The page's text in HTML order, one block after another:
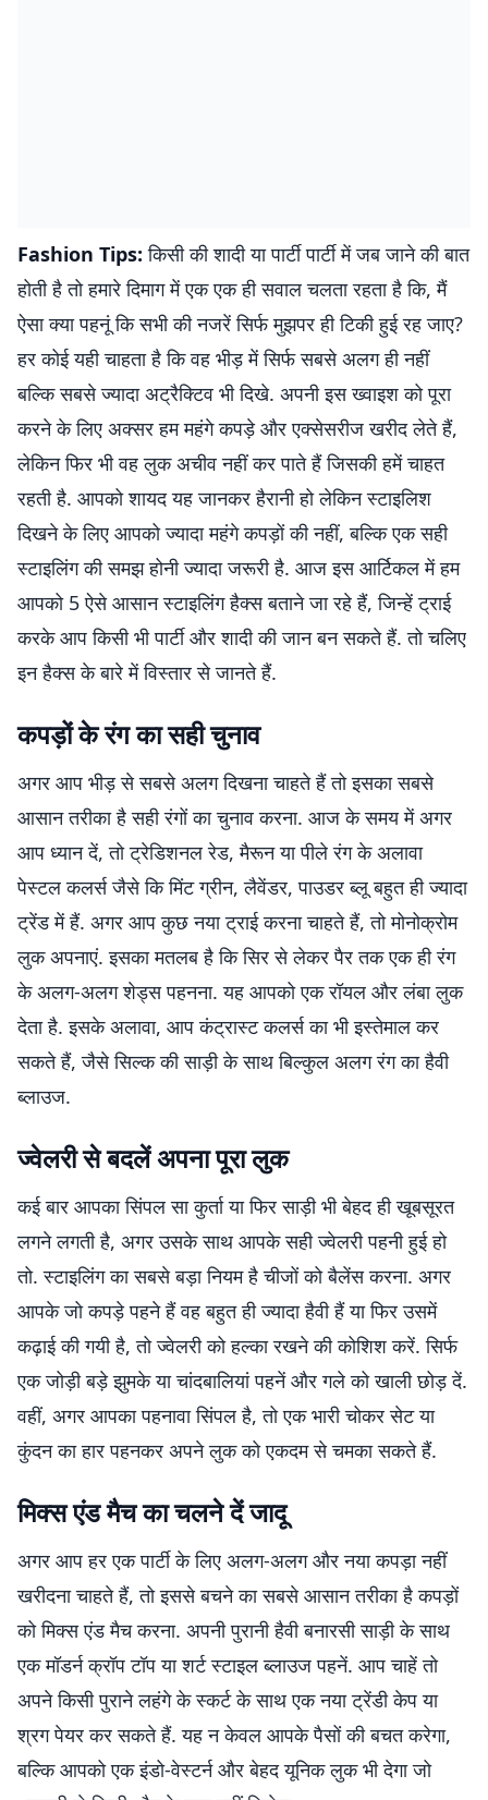
Fashion Tips:किसी की शादी या पार्टी पार्टी में जब जाने की बात
होती है तो हमारे दिमाग में एक एक ही सवाल चलता रहता है कि, मैं
ऐसा क्या पहनूं कि सभी की नजरें सिर्फ मुझपर ही टिकी हुई रह जाए?
हर कोई यही चाहता है कि वह भीड़ में सिर्फ सबसे अलग ही नहीं
बल्कि सबसे ज्यादा अट्रैक्टिव भी दिखे. अपनी इस ख्वाइश को पूरा
करने के लिए अक्सर हम महंगे कपड़े और एक्सेसरीज खरीद लेते हैं,
लेकिन फिर भी वह लुक अचीव नहीं कर पाते हैं जिसकी हमें चाहत
रहती है. आपको शायद यह जानकर हैरानी हो लेकिन स्टाइलिश
दिखने के लिए आपको ज्यादा महंगे कपड़ों की नहीं, बल्कि एक सही
स्टाइलिंग की समझ होनी ज्यादा जरूरी है. आज इस आर्टिकल में हम
आपको 5 ऐसे आसान स्टाइलिंग हैक्स बताने जा रहे हैं, जिन्हें ट्राई
करके आप किसी भी पार्टी और शादी की जान बन सकते हैं. तो चलिए
इन हैक्स के बारे में विस्तार से जानते हैं.
कपड़ों के रंग का सही चुनाव
अगर आप भीड़ से सबसे अलग दिखना चाहते हैं तो इसका सबसे
आसान तरीका है सही रंगों का चुनाव करना. आज के समय में अगर
आप ध्यान दें, तो ट्रेडिशनल रेड, मैरून या पीले रंग के अलावा
पेस्टल कलर्स जैसे कि मिंट ग्रीन, लैवेंडर, पाउडर ब्लू बहुत ही ज्यादा
ट्रेंड में हैं. अगर आप कुछ नया ट्राई करना चाहते हैं, तो मोनोक्रोम
लुक अपनाएं. इसका मतलब है कि सिर से लेकर पैर तक एक ही रंग
के अलग-अलग शेड्स पहनना. यह आपको एक रॉयल और लंबा लुक
देता है. इसके अलावा, आप कंट्रास्ट कलर्स का भी इस्तेमाल कर
सकते हैं, जैसे सिल्क की साड़ी के साथ बिल्कुल अलग रंग का हैवी
ब्लाउज.
ज्वेलरी से बदलें अपना पूरा लुक
कई बार आपका सिंपल सा कुर्ता या फिर साड़ी भी बेहद ही खूबसूरत
लगने लगती है, अगर उसके साथ आपके सही ज्वेलरी पहनी हुई हो
तो. स्टाइलिंग का सबसे बड़ा नियम है चीजों को बैलेंस करना. अगर
आपके जो कपड़े पहने हैं वह बहुत ही ज्यादा हैवी हैं या फिर उसमें
कढ़ाई की गयी है, तो ज्वेलरी को हल्का रखने की कोशिश करें. सिर्फ
एक जोड़ी बड़े झुमके या चांदबालियां पहनें और गले को खाली छोड़ दें.
वहीं, अगर आपका पहनावा सिंपल है, तो एक भारी चोकर सेट या
कुंदन का हार पहनकर अपने लुक को एकदम से चमका सकते हैं.
मिक्स एंड मैच का चलने दें जादू
अगर आप हर एक पार्टी के लिए अलग-अलग और नया कपड़ा नहीं
खरीदना चाहते हैं, तो इससे बचने का सबसे आसान तरीका है कपड़ों
को मिक्स एंड मैच करना. अपनी पुरानी हैवी बनारसी साड़ी के साथ
एक मॉडर्न क्रॉप टॉप या शर्ट स्टाइल ब्लाउज पहनें. आप चाहें तो
अपने किसी पुराने लहंगे के स्कर्ट के साथ एक नया ट्रेंडी केप या
श्रग पेयर कर सकते हैं. यह न केवल आपके पैसों की बचत करेगा,
बल्कि आपको एक इंडो-वेस्टर्न और बेहद यूनिक लुक भी देगा जो